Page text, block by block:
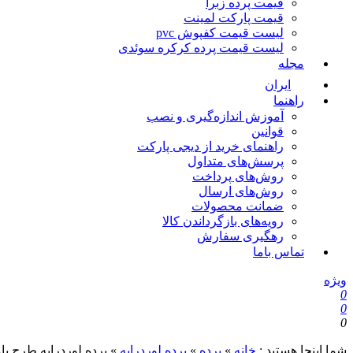
قیمت پرده زبرا
قیمت پارکت لمینت
لیست قیمت کفپوش pvc
لیست قیمت پرده کرکره سوئدی
مجله
ایران
راهنما
آموزش اندازه‌گیری و نصب
قوانین
راهنمای خرید از دیجی پارکت
پرسش‌های متداول
روش‌های پرداخت
روش‌های ارسال
ضمانت محصولات
رویه‌های بازگرداندن کالا
رهگیری سفارش
تماس باما
ویژه
0
0
0
شما اینجا هستید : خانه » پرده » پرده لوردراپه » پرده لوردراپه طرح